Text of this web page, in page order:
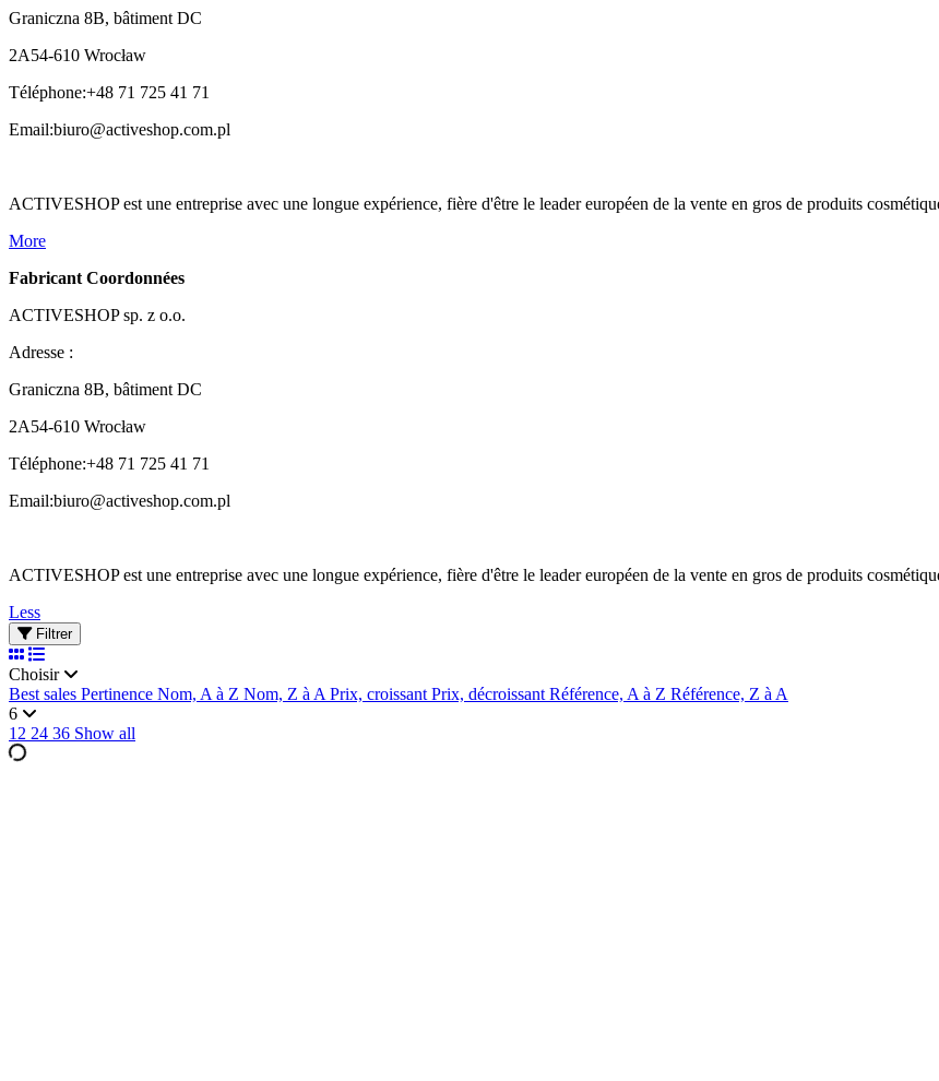
Graniczna 8B, bâtiment DC
2A54-610 Wrocław
Téléphone:+48 71 725 41 71
Email:biuro@activeshop.com.pl
ACTIVESHOP est une entreprise avec une longue expérience, fière d'être le leader européen de la vente en gros de produits
More
Fabricant Coordonnées
ACTIVESHOP sp. z o.o.
Adresse :
Graniczna 8B, bâtiment DC
2A54-610 Wrocław
Téléphone:+48 71 725 41 71
Email:biuro@activeshop.com.pl
ACTIVESHOP est une entreprise avec une longue expérience, fière d'être le leader européen de la vente en gros de produits
Less
Filtrer
Choisir
Best sales Pertinence Nom, A à Z Nom, Z à APrix, croissantPrix, décroissantRéférence, A à Z Référence, Z à A
6
12 24 36 Show all